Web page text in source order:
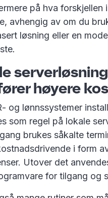
på hva forskjellen
avhengig av om du
løsning eller en
.
høyere
og lønnssystemer
som regel på lokale
brukes såkalte
i form
Utover det
for tilgang og